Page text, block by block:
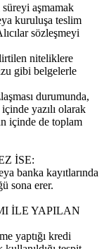
aşmamak
kuruluşa teslim
sözleşmeyi
niteliklere
gibi belgelerle
durumunda,
yazılı olarak
içinde de toplam
İSE:
banka kayıtlarında
sona erer.
İLE YAPILAN
yaptığı kredi